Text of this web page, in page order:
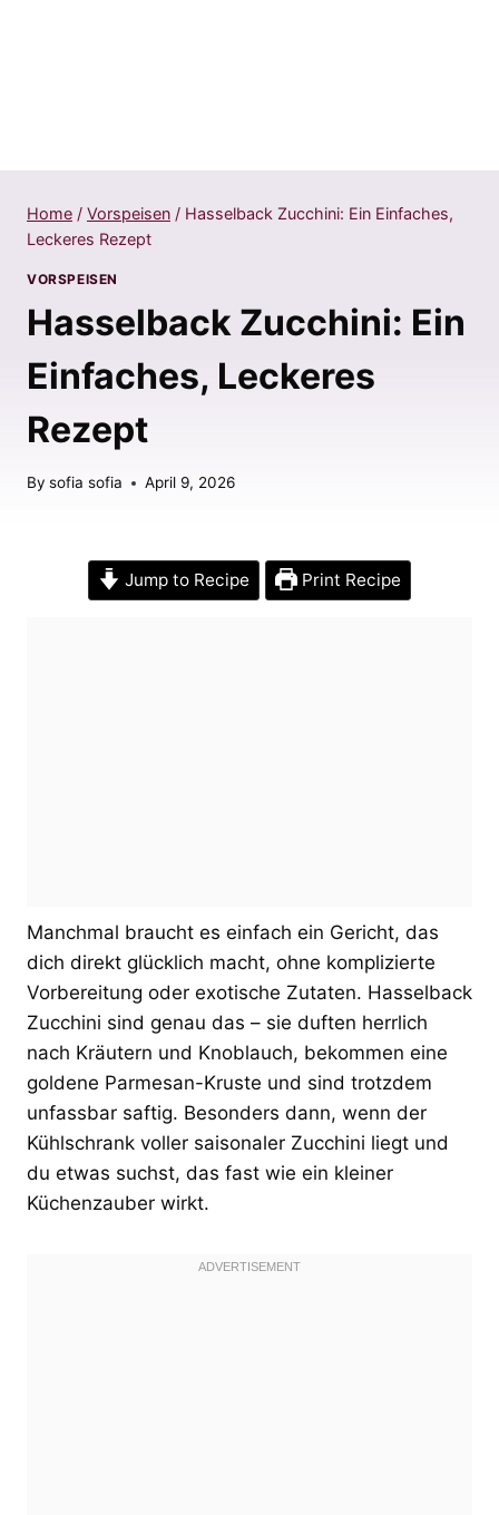
Home / Vorspeisen / Hasselback Zucchini: Ein Einfaches,
Leckeres Rezept
VORSPEISEN
Hasselback Zucchini: Ein
Einfaches, Leckeres
Rezept
By sofia sofia April 9, 2026
Jump to Recipe Print Recipe
Manchmal braucht es einfach ein Gericht, das
dich direkt glücklich macht, ohne komplizierte
Vorbereitung oder exotische Zutaten. Hasselback
Zucchini sind genau das – sie duften herrlich
nach Kräutern und Knoblauch, bekommen eine
goldene Parmesan-Kruste und sind trotzdem
unfassbar saftig. Besonders dann, wenn der
Kühlschrank voller saisonaler Zucchini liegt und
du etwas suchst, das fast wie ein kleiner
Küchenzauber wirkt.